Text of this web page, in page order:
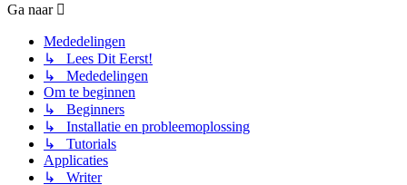
Ga naar
Mededelingen
↳ Lees Dit Eerst!
↳ Mededelingen
Om te beginnen
↳ Beginners
↳ Installatie en probleemoplossing
↳ Tutorials
Applicaties
↳ Writer